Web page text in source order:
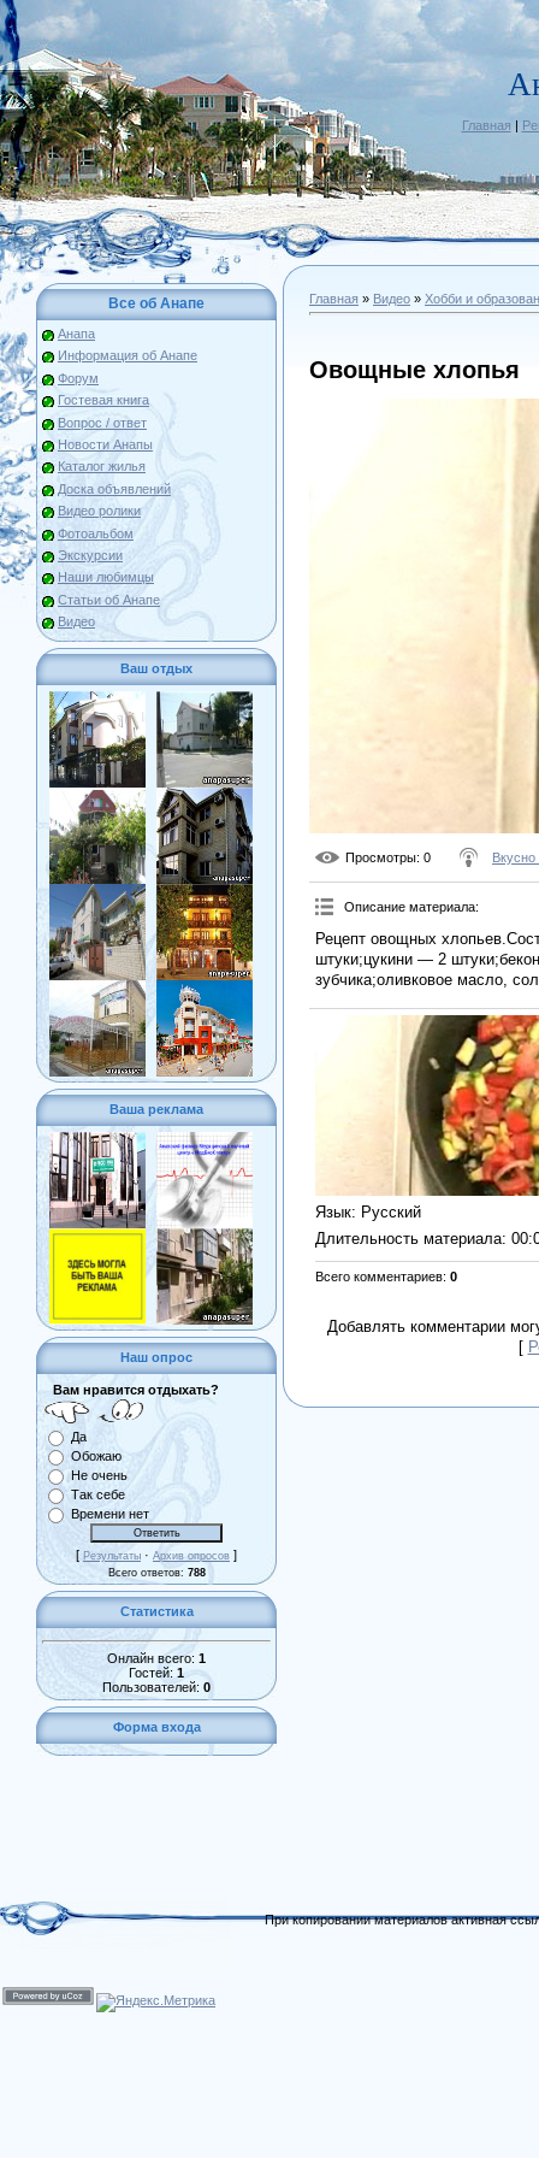
Главная |
Все об Анапе
Анапа
Информация об Анапе
Форум
Гостевая книга
Вопрос / ответ
Новости Анапы
Каталог жилья
Доска объявлений
Видео ролики
Фотоальбом
Экскурсии
Наши любимцы
Статьи об Анапе
Видео
Ваш отдых
Ваша реклама
Наш опрос
Вам нравится отдыхать?
Да
Обожаю
Не очень
Так себе
Времени нет
[ Результаты · Архив опросов ]
Всего ответов: 788
Статистика
Онлайн всего: 1
Гостей: 1
Пользователей: 0
Форма входа
Главная » Видео » Хобби и
Овощные хлопья
Просмотры: 0
Описание материала:
Рецепт овощных
штуки;цукини — 2
зубчика;оливковое масло,
Язык: Русский
Длительность материала:
Всего комментариев: 0
Добавлять комментарии
[
При копировании материалов активная